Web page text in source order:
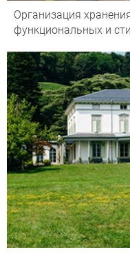
Организация
функциональных и